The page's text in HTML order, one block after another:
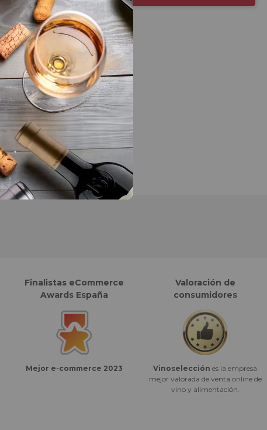
Finalistas eCommerce
Awards España
Mejor e-commerce 2023
Valoración de
consumidores
Vinoselección es la empresa
mejor valorada de venta online de
vino y alimentación.